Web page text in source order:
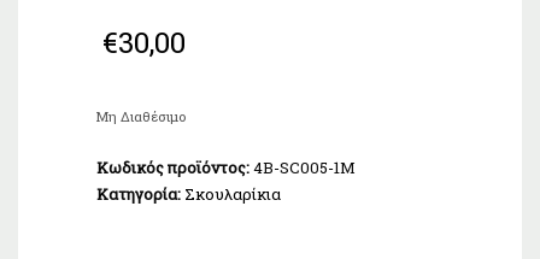
€30,00
Μη Διαθέσιμο
Κωδικός προϊόντος:4B-SC005-1M
Κατηγορία: Σκουλαρίκια